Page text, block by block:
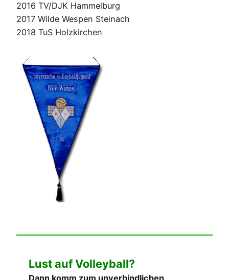
2016 TV/DJK Hammelburg
2017 Wilde Wespen Steinach
2018 TuS Holzkirchen
Lust auf Volleyball?